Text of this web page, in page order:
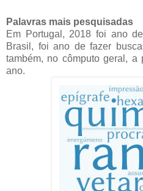
Palavras mais pesquisadas
Em Portugal, 2018 foi ano
Brasil, foi ano de fazer
também, no cômputo geral,
ano.